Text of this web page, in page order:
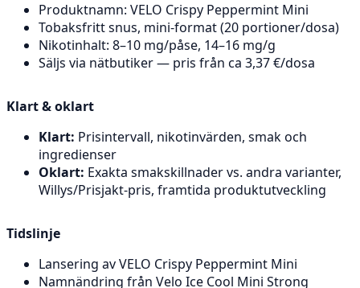
Produktnamn: VELO Crispy Peppermint Mini
Tobaksfritt snus, mini-format (20 portioner/dosa)
Nikotinhalt: 8–10 mg/påse, 14–16 mg/g
Säljs via nätbutiker — pris från ca 3,37 €/dosa
Klart & oklart
Klart: Prisintervall, nikotinvärden, smak och
ingredienser
Oklart: Exakta smakskillnader vs. andra varianter,
Willys/Prisjakt-pris, framtida produktutveckling
Tidslinje
Lansering av VELO Crispy Peppermint Mini
Namnändring från Velo Ice Cool Mini Strong